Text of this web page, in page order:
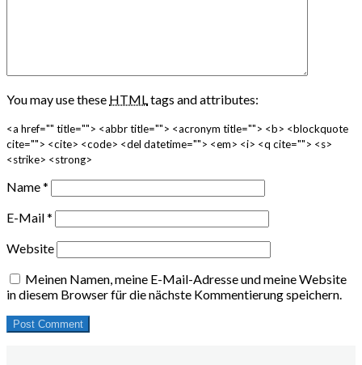
You may use these HTMLtags and attributes:
<a href="" title=""> <abbr title=""> <acronym title=""> <b> <blockquote
cite=""> <cite> <code> <del datetime=""> <em> <i> <q cite=""> <s>
<strike> <strong>
Name*
E-Mail*
Website
Meinen Namen, meine E-Mail-Adresse und meine Website
in diesem Browser für die nächste Kommentierung speichern.